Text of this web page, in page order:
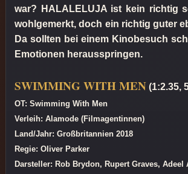
war? HALALELUJA ist kein richtig
wohlgemerkt, doch ein richtig guter
Da sollten bei einem Kinobesuch
Emotionen herausspringen.
SWIMMING WITH MEN (1:2.35,
OT: Swimming With Men
Verleih: Alamode (Filmagentinnen)
Land/Jahr: Großbritannien 2018
Regie: Oliver Parker
Darsteller: Rob Brydon, Rupert Graves, Adeel